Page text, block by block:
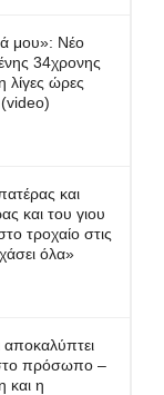
μου»: Νέο
34χρονης
ώρες
(video)
και
και του γιου
τροχαίο στις
όλα»
πρόσωπο –
και η